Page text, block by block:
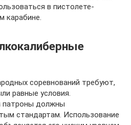
в пистолете-
карабине.
соревнований требуют,
равные условия.
патроны должны
стандартам. Использование